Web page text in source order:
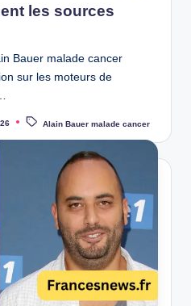
les sources
Bauer malade cancer
sur les moteurs de
Alain Bauer malade cancer